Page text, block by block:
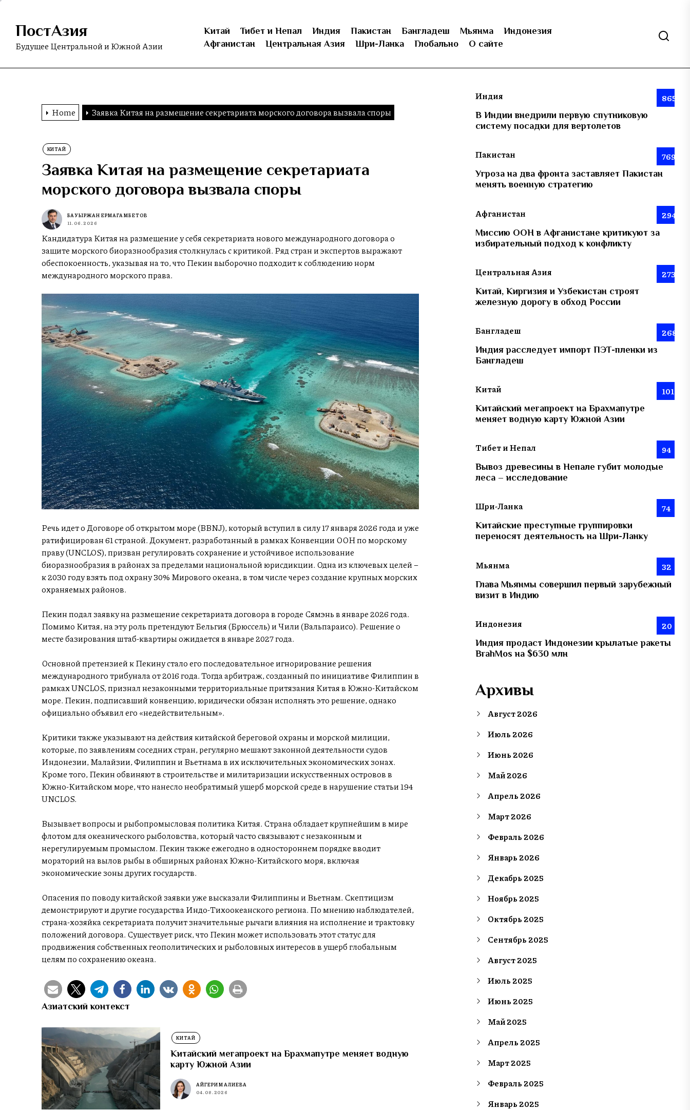
Skip
content
ПостАзия
Будущее Центральной и Южной Азии
Китай Тибет и Непал Индия Пакистан Бангладеш Мьянма
Индонезия
Афганистан
Центральная Азия Шри-Ланка Глобально О сайте
Home Заявка Китая на размещение секретариата морского договора вызвала споры
КИТАЙ
Заявка Китая на размещение секретариата
морского договора вызвала споры
БАУЫРЖАН ЕРМАГАМБЕТОВ
11.06.2026
Кандидатура Китая на размещение у себя секретариата нового международного договора о
защите морского биоразнообразия столкнулась с критикой. Ряд стран и экспертов выражают
обеспокоенность, указывая на то, что Пекин выборочно подходит к соблюдению норм
международного морского права.
Речь идет о Договоре об открытом море (BBNJ), который вступил в силу 17 января 2026 года и уже
ратифицирован 61 страной. Документ, разработанный в рамках Конвенции ООН по морскому
праву (UNCLOS), призван регулировать сохранение и устойчивое использование
биоразнообразия в районах за пределами национальной юрисдикции. Одна из ключевых целей –
к 2030 году взять под охрану 30% Мирового океана, в том числе через создание крупных морских
охраняемых районов.
Пекин подал заявку на размещение секретариата договора в городе Сямэнь в январе 2026 года.
Помимо Китая, на эту роль претендуют Бельгия (Брюссель) и Чили (Вальпараисо). Решение о
месте базирования штаб-квартиры ожидается в январе 2027 года.
Основной претензией к Пекину стало его последовательное игнорирование решения
международного трибунала от 2016 года. Тогда арбитраж, созданный по инициативе Филиппин в
рамках UNCLOS, признал незаконными территориальные притязания Китая в Южно-Китайском
море. Пекин, подписавший конвенцию, юридически обязан исполнять это решение, однако
официально объявил его «недействительным».
Критики также указывают на действия китайской береговой охраны и морской милиции,
которые, по заявлениям соседних стран, регулярно мешают законной деятельности судов
Индонезии, Малайзии, Филиппин и Вьетнама в их исключительных экономических зонах.
Кроме того, Пекин обвиняют в строительстве и милитаризации искусственных островов в
Южно-Китайском море, что нанесло необратимый ущерб морской среде в нарушение статьи 194
UNCLOS.
Вызывает вопросы и рыбопромысловая политика Китая. Страна обладает крупнейшим в мире
флотом для океанического рыболовства, который часто связывают с незаконным и
нерегулируемым промыслом. Пекин также ежегодно в одностороннем порядке вводит
мораторий на вылов рыбы в обширных районах Южно-Китайского моря, включая
экономические зоны других государств.
Опасения по поводу китайской заявки уже высказали Филиппины и Вьетнам. Скептицизм
демонстрируют и другие государства Индо-Тихоокеанского региона. По мнению наблюдателей,
страна-хозяйка секретариата получит значительные рычаги влияния на исполнение и трактовку
положений договора. Существует риск, что Пекин может использовать этот статус для
продвижения собственных геополитических и рыболовных интересов в ущерб глобальным
целям по сохранению океана.
Азиатский контекст
КИТАЙ
Китайский мегапроект на Брахмапутре меняет водную
карту Южной Азии
АЙГЕРИМ АЛИЕВА
04.08.2026
Индия 865
В Индии внедрили первую спутниковую
систему посадки для вертолетов
Пакистан 769
Угроза на два фронта заставляет Пакистан
менять военную стратегию
Афганистан 294
Миссию ООН в Афганистане критикуют за
избирательный подход к конфликту
Центральная Азия 273
Китай, Киргизия и Узбекистан строят
железную дорогу в обход России
Бангладеш 268
Индия расследует импорт ПЭТ-пленки из
Бангладеш
Китай 101
Китайский мегапроект на Брахмапутре
меняет водную карту Южной Азии
Тибет и Непал 94
Вывоз древесины в Непале губит молодые
леса – исследование
Шри-Ланка 74
Китайские преступные группировки
переносят деятельность на Шри-Ланку
Мьянма 32
Глава Мьянмы совершил первый зарубежный
визит в Индию
Индонезия 20
Индия продаст Индонезии крылатые ракеты
BrahMos на $630 млн
Архивы
Август 2026
Июль 2026
Июнь 2026
Май 2026
Апрель 2026
Март 2026
Февраль 2026
Январь 2026
Декабрь 2025
Ноябрь 2025
Октябрь 2025
Сентябрь 2025
Август 2025
Июль 2025
Июнь 2025
Май 2025
Апрель 2025
Март 2025
Февраль 2025
Январь 2025